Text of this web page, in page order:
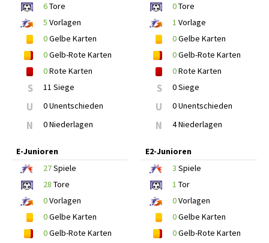
6Tore
5 Vorlagen
0Gelbe Karten
0Gelb-Rote Karten
0Rote Karten
S 11 Siege
U 0 Unentschieden
N 0 Niederlagen
0Tore
1 Vorlage
0Gelbe Karten
0Gelb-Rote Karten
0Rote Karten
S 0 Siege
U 0 Unentschieden
N 4 Niederlagen
E-Junioren
27Spiele
28 Tore
0Vorlagen
0Gelbe Karten
0Gelb-Rote Karten
E2-Junioren
3 Spiele
1 Tor
0Vorlagen
0Gelbe Karten
0Gelb-Rote Karten